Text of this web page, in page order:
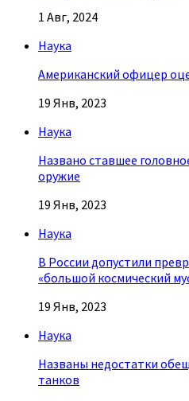
1 Авг, 2024
Наука
Американский офицер
19 Янв, 2023
Наука
Названо ставшее
оружие
19 Янв, 2023
Наука
В России допустили
«большой космический
19 Янв, 2023
Наука
Названы недостатки
танков